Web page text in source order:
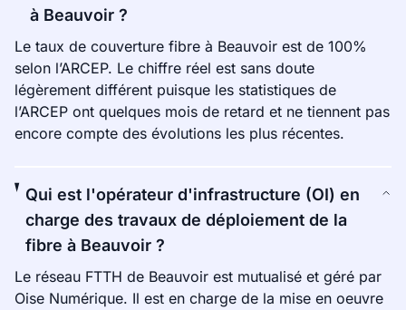
à Beauvoir ?
Le taux de couverture fibre à Beauvoir est de 100%
selon l’ARCEP. Le chiffre réel est sans doute
légèrement différent puisque les statistiques de
l’ARCEP ont quelques mois de retard et ne tiennent pas
encore compte des évolutions les plus récentes.
Qui est l'opérateur d'infrastructure (OI) en
charge des travaux de déploiement de la
fibre à Beauvoir ?
Le réseau FTTH de Beauvoir est mutualisé et géré par
Oise Numérique. Il est en charge de la mise en oeuvre